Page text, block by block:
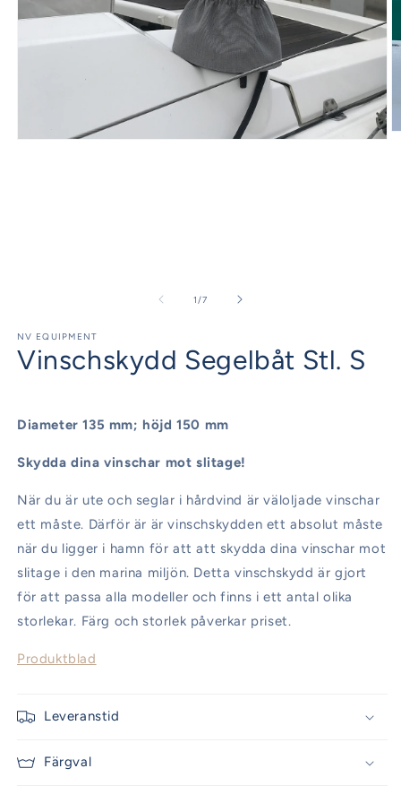
1 /av
7
NV EQUIPMENT
Vinschskydd Segelbåt Stl. S
Diameter 135 mm; höjd 150 mm
Skydda dina vinschar mot slitage!
När du är ute och seglar i hårdvind är väloljade vinschar
ett måste. Därför är är vinschskydden ett absolut måste
när du ligger i hamn för att att skydda dina vinschar mot
slitage i den marina miljön. Detta vinschskydd är gjort
för att passa alla modeller och finns i ett antal olika
storlekar. Färg och storlek påverkar priset.
Produktblad
Leveranstid
Färgval